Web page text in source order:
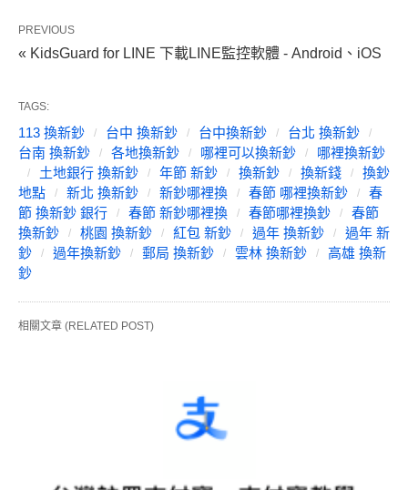
PREVIOUS
« KidsGuard for LINE 下載LINE監控軟體 - Android、iOS
TAGS:
113 換新鈔 台中 換新鈔 台中換新鈔
台北 換新鈔
台南 換新鈔
各地換新鈔 哪裡可以換新鈔
哪裡換新鈔
土地銀行 換新鈔
年節 新鈔 換新鈔 換新錢
換鈔
地點
新北 換新鈔 新鈔哪裡換 春節 哪裡換新鈔
春
節 換新鈔 銀行
春節 新鈔哪裡換 春節哪裡換鈔
春節
換新鈔
桃園 換新鈔 紅包 新鈔 過年 換新鈔
過年 新
鈔
過年換新鈔 郵局 換新鈔 雲林 換新鈔
高雄 換新
鈔
相關文章 (RELATED POST)